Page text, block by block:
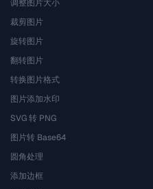
调整图片大小
裁剪图片
旋转图片
翻转图片
转换图片格式
图片添加水印
SVG 转 PNG
图片转 Base64
圆角处理
添加边框